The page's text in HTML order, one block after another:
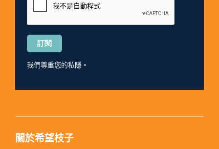
Please
leave
this
empty.
我們尊重您的私隱。
關於希望枝子